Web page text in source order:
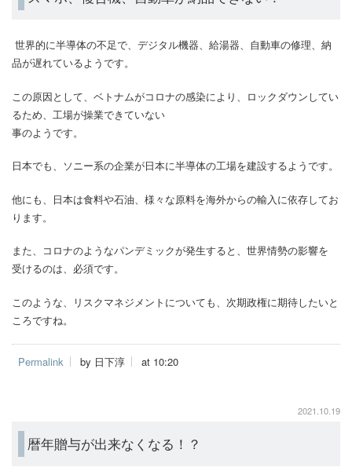
世界的に半導体の不足で、デジタル機器、給湯器、自動車の修理、納
品が遅れているようです。
この原因として、ベトナムがコロナの感染により、ロックダウンしてい
るため、工場が操業できていない
事のようです。
日本でも、ソニー系の企業が日本に半導体の工場を建設するようです。
他にも、日本は食料や石油、様々な原料を海外からの輸入に依存してお
ります。
また、コロナのようなパンデミックが発生すると、世界情勢の影響を
受けるのは、必須です。
このような、リスクマネジメントについても、次期政権に期待したいと
ころですね。
Permalink by 日下淳 at 10:20
2021.10.19
暦年贈与が出来なくなる！？